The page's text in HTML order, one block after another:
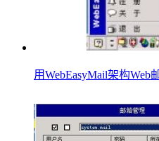
用WebEasyMail架构Web